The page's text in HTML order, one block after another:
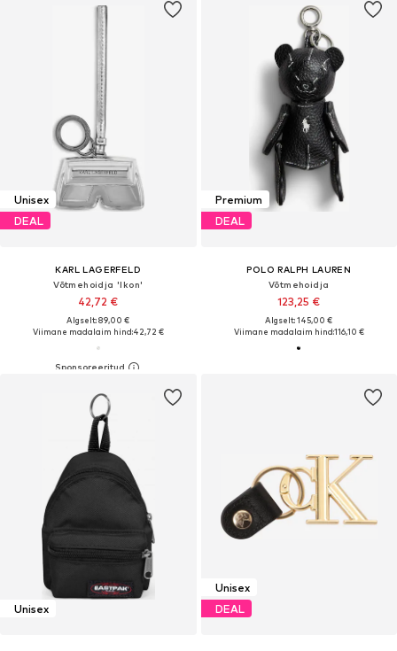
Unisex
DEAL
KARL LAGERFELD
Võtmehoidja 'Ikon'
42,72 €
Algselt: 89,00 €
Viimane madalaim hind:42,72 €
Premium
DEAL
POLO RALPH LAUREN
Võtmehoidja
123,25 €
Algselt: 145,00 €
Viimane madalaim hind:116,10 €
Unisex
Unisex
DEAL